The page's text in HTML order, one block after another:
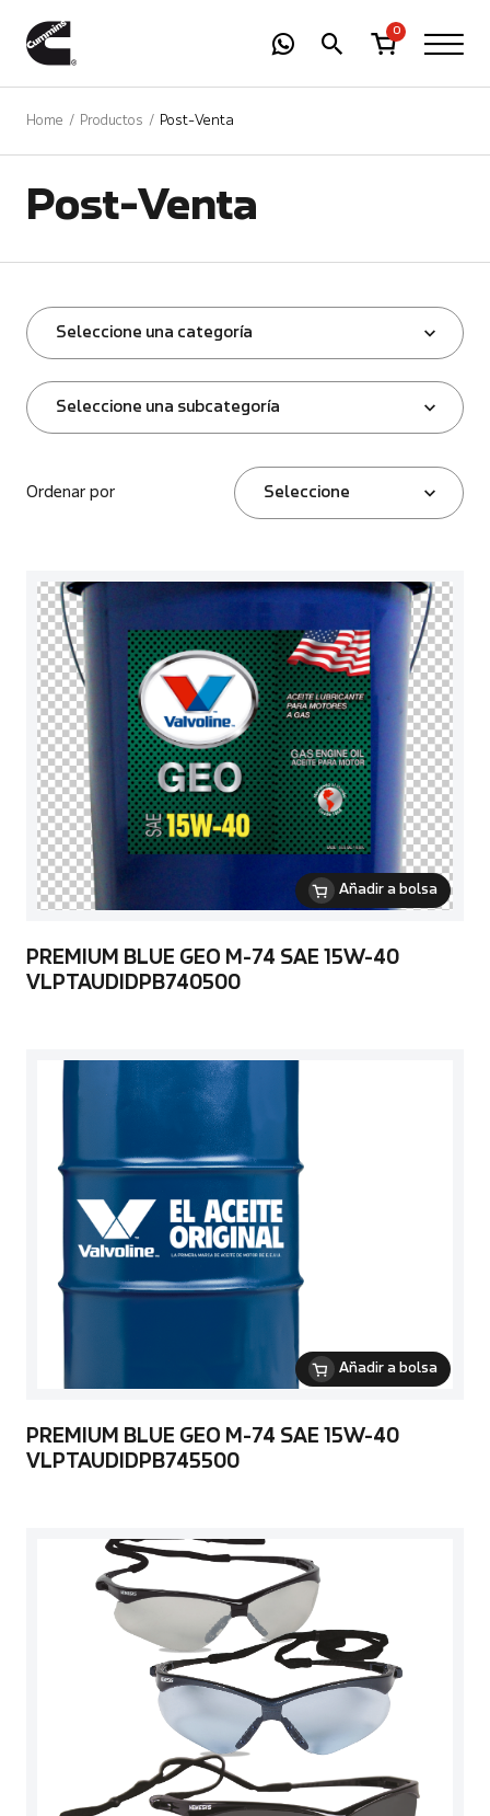
0
Home Productos Post-Venta
Post-Venta
Seleccione una categoría
Seleccione una subcategoría
Ordenar por Seleccione
Añadir a bolsa
PREMIUM BLUE GEO M-74 SAE 15W-40
VLPTAUDIDPB740500
Añadir a bolsa
PREMIUM BLUE GEO M-74 SAE 15W-40
VLPTAUDIDPB745500